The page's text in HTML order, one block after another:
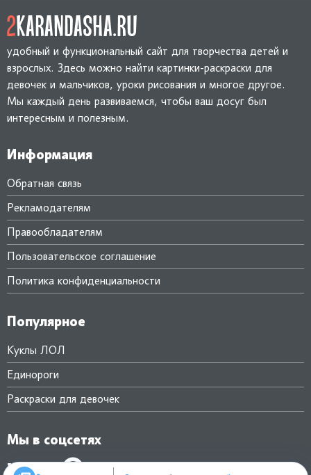
удобный и функциональный сайт для творчества детей и
взрослых. Здесь можно найти картинки-раскраски для
девочек и мальчиков, уроки рисования и многое другое.
Мы каждый день развиваемся, чтобы ваш досуг был
интересным и полезным.
Информация
Обратная связь
Рекламодателям
Правообладателям
Пользовательское соглашение
Политика конфиденциальности
Популярное
Куклы ЛОЛ
Единороги
Раскраски для девочек
Мы в соцсетях